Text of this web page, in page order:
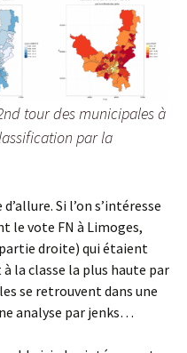
tour des municipales à
par la
Si l’on s’intéresse
le vote FN à Limoges,
droite) qui étaient
la classe la plus haute par
se retrouvent dans une
analyse par jenks…